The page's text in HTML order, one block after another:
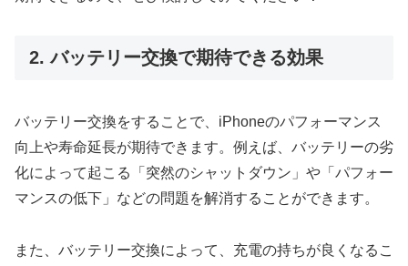
2. バッテリー交換で期待できる効果
バッテリー交換をすることで、iPhoneのパフォーマンス
向上や寿命延長が期待できます。例えば、バッテリーの劣
化によって起こる「突然のシャットダウン」や「パフォー
マンスの低下」などの問題を解消することができます。
また、バッテリー交換によって、充電の持ちが良くなるこ